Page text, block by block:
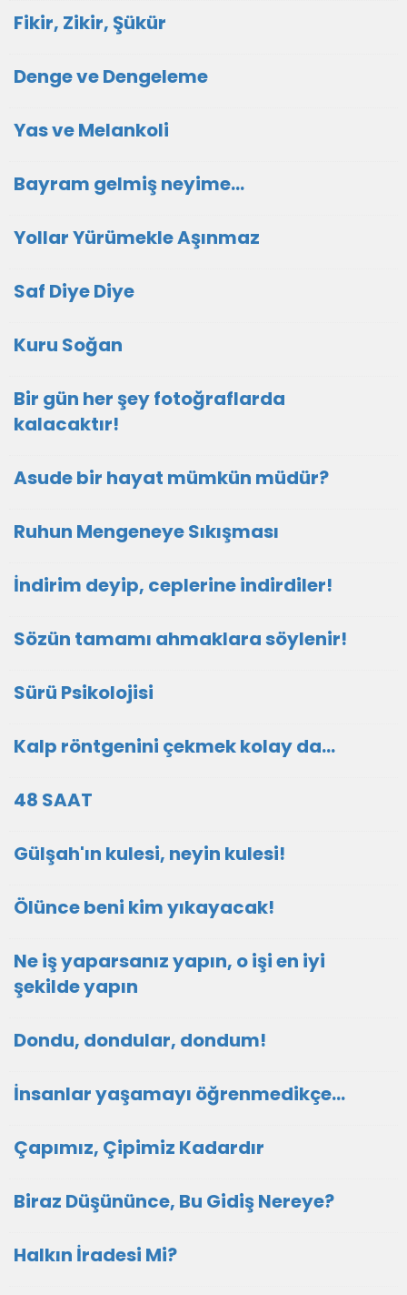
Fikir, Zikir, Şükür
Denge ve Dengeleme
Yas ve Melankoli
Bayram gelmiş neyime...
Yollar Yürümekle Aşınmaz
Saf Diye Diye
Kuru Soğan
Bir gün her şey fotoğraflarda
kalacaktır!
Asude bir hayat mümkün müdür?
Ruhun Mengeneye Sıkışması
İndirim deyip, ceplerine indirdiler!
Sözün tamamı ahmaklara söylenir!
Sürü Psikolojisi
Kalp röntgenini çekmek kolay da...
48 SAAT
Gülşah'ın kulesi, neyin kulesi!
Ölünce beni kim yıkayacak!
Ne iş yaparsanız yapın, o işi en iyi
şekilde yapın
Dondu, dondular, dondum!
İnsanlar yaşamayı öğrenmedikçe...
Çapımız, Çipimiz Kadardır
Biraz Düşününce, Bu Gidiş Nereye?
Halkın İradesi Mi?